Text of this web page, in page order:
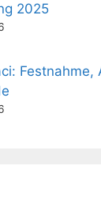
2025
Festnahme,